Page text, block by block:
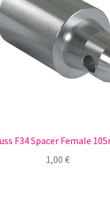
F34 Spacer Female
1,00 €